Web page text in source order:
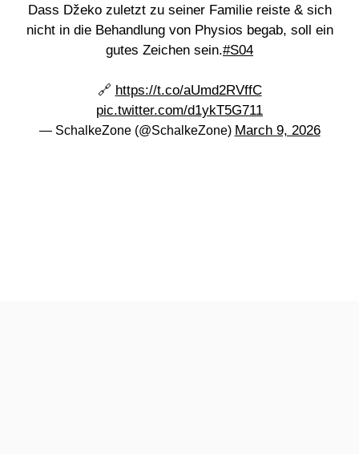
Dass Džeko zuletzt zu seiner Familie reiste & sich
nicht in die Behandlung von Physios begab, soll ein
gutes Zeichen sein.#S04
🔗 https://t.co/aUmd2RVffC
pic.twitter.com/d1ykT5G711
— SchalkeZone (@SchalkeZone) March 9, 2026